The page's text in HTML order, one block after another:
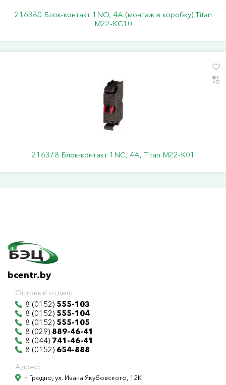
216380 Блок-контакт 1NO, 4A (монтаж в коробку) Titan
M22-KС10
216378 Блок-контакт 1NС, 4A, Titan M22-K01
bcentr.by
Оптовый отдел:
8 (0152) 555-103
8 (0152) 555-104
8 (0152) 555-105
8 (029) 889-46-41
8 (044) 741-46-41
8 (0152) 654-888
Адрес:
г. Гродно, ул. Ивана Якубовского, 12К